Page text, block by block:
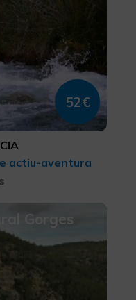
52€
actiu-aventura
Gorges